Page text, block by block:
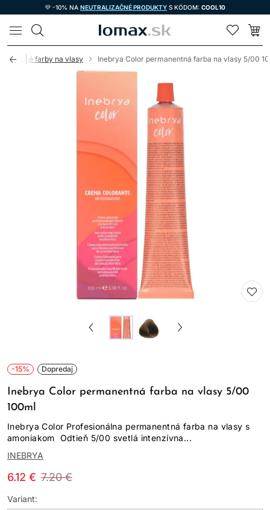
💜 -10% NA NEUTRALIZAČNÉ PRODUKTY S KÓDOM: COOL10
LOMAX
farby na vlasy Inebrya Color permanentná farba na vlasy 5/00
-15% Dopredaj
Inebrya Color permanentná farba na vlasy 5/00
100ml
Inebrya Color Profesionálna permanentná farba na vlasy s
amoniakom Odtieň 5/00 svetlá intenzívna...
INEBRYA
7.20 €
6.12 €
Variant: